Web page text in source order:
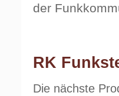
der
RK
Die nächste